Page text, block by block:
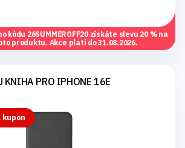
kódu 26SUMMEROFF20 získáte slevu 20 % na
produktu. Akce platí do 31.08.2026.
KNIHA PRO IPHONE 16E
kupon